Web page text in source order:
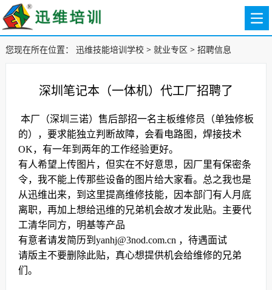
您现在所在位置： 迅维技能培训学校> 就业专区 > 招聘信息
深圳笔记本（一体机）代工厂招聘了
本厂（深圳三诺）售后部招一名主板维修员（单独修板
的），要求能独立判断故障，会看电路图，焊接技术
OK，有一年到两年的工作经验更好。
有人希望上传图片，但实在不好意思，因厂里有保密条
令，我不能上传那些设备的图片给大家看。总之我也是
从迅维出来，到这里提高维修技能，因本部门有人月底
离职，再加上想给迅维的兄弟机会故才发此贴。主要代
工清华同方，明基等产品
有意者请发简历到yanhj@3nod.com.cn ，待遇面试
请版主不要删除此贴，真心想提供机会给维修的兄弟
们。